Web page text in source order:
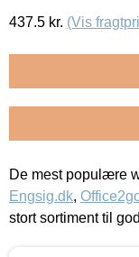
437.5 kr. (Vis
De mest populære
Engsig.dk,
stort sortiment til